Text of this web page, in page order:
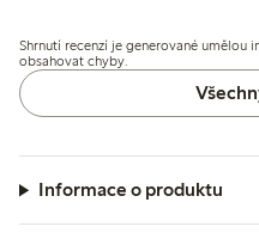
v oblasti dekoltu a výstřihu.
Shrnutí recenzí je generované umělou
obsahovat chyby.
Informace o produktu